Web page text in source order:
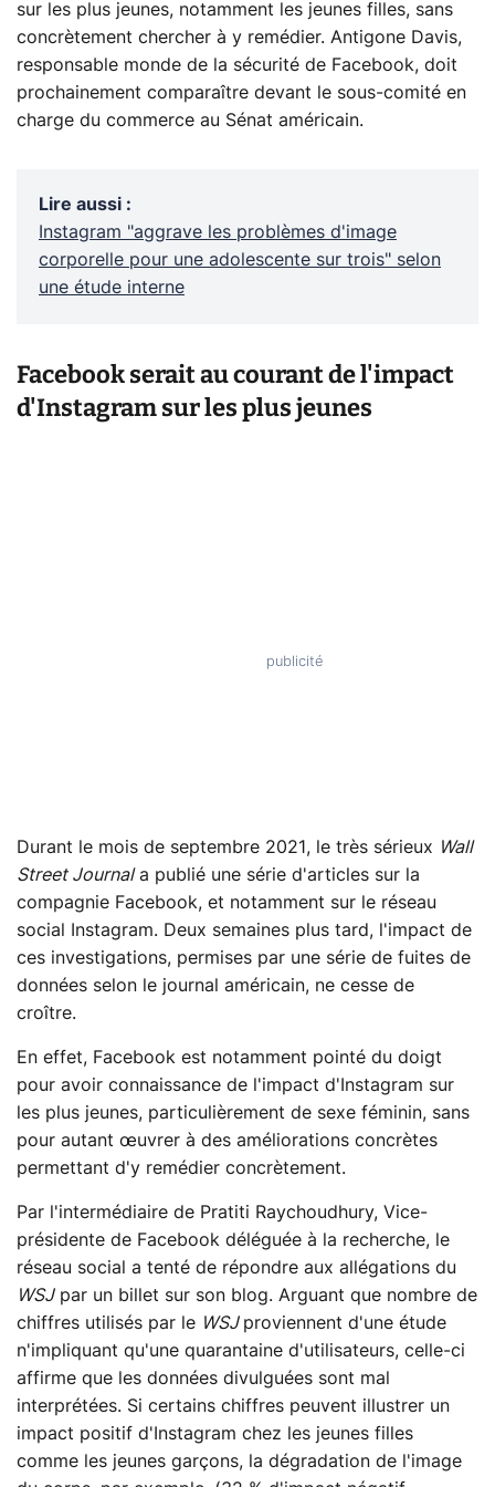
sur les plus jeunes, notamment les jeunes filles, sans
concrètement chercher à y remédier. Antigone Davis,
responsable monde de la sécurité de Facebook, doit
prochainement comparaître devant le sous-comité en
charge du commerce au Sénat américain.
Lire aussi :
Instagram "aggrave les problèmes d'image
corporelle pour une adolescente sur trois" selon
une étude interne
Facebook serait au courant de l'impact
d'Instagram sur les plus jeunes
Durant le mois de septembre 2021, le très sérieux Wall
Street Journala publié une série d'articles sur la
compagnie Facebook, et notamment sur le réseau
social Instagram. Deux semaines plus tard, l'impact de
ces investigations, permises par une série de fuites de
données selon le journal américain, ne cesse de
croître.
En effet, Facebook est notamment pointé du doigt
pour avoir connaissance de l'impact d'Instagram sur
les plus jeunes, particulièrement de sexe féminin, sans
pour autant œuvrer à des améliorations concrètes
permettant d'y remédier concrètement.
Par l'intermédiaire de Pratiti Raychoudhury, Vice-
présidente de Facebook déléguée à la recherche, le
réseau social a tenté de répondre aux allégations du
WSJpar un billet sur son blog. Arguant que nombre de
chiffres utilisés par le WSJ proviennent d'une étude
n'impliquant qu'une quarantaine d'utilisateurs, celle-ci
affirme que les données divulguées sont mal
interprétées. Si certains chiffres peuvent illustrer un
impact positif d'Instagram chez les jeunes filles
comme les jeunes garçons, la dégradation de l'image